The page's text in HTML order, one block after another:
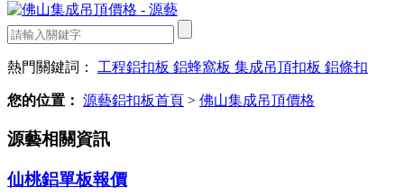
熱門關鍵詞： 工程鋁扣板 鋁蜂窩板 集成吊頂扣板 鋁條扣
您的位置： 源藝鋁扣板首頁 > 佛山集成吊頂價格
源藝相關資訊
仙桃鋁單板報價